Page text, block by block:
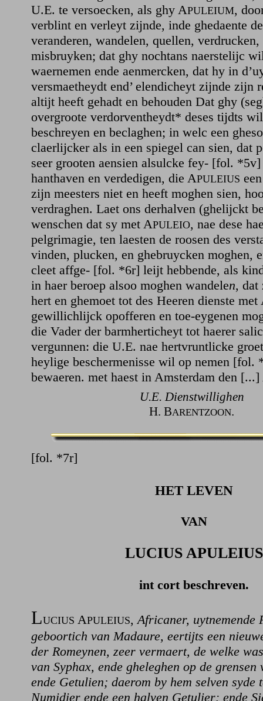
U.E. te versoecken, als ghy APULEIUM,
verblint en verleyt zijnde, inde ghedaente
veranderen, wandelen, quellen, verdrucken,
misbruyken; dat ghy nochtans naerstelijc
waernemen ende aenmercken, dat hy in
versmaetheydt end’ elendicheyt zijnde zijn
altijt heeft gehadt en behouden Dat ghy
overgroote verdorventheydt* deses tijdts
beschreyen en beclaghen; in welc een
claerlijcker als in een spiegel can sien, dat
seer grooten aensien alsulcke fey- [fol.
hanthaven en verdedigen, die APULEIUS
zijn meesters niet en heeft moghen sien,
verdraghen. Laet ons derhalven (ghelijckt
wenschen dat sy met APULEIO, nae dese
pelgrimagie, ten laesten de roosen des
vinden, plucken, en ghebruycken moghen,
cleet affge- [fol. *6r] leijt hebbende, als
in haer beroep alsoo moghen wandelen, dat
hert en ghemoet tot des Heeren dienste met
gewillichlijck opofferen en toe-eygenen
die Vader der barmherticheyt tot haerer
vergunnen: die U.E. nae hertvruntlicke
heylige beschermenisse wil op nemen [fol.
bewaeren. met haest in Amsterdam den
U.E. Dienstwillighen
H. BARENTZOON.
[fol. *7r]
HET LEVEN
VAN
LUCIUS APULEIUS
int cort beschreven.
LUCIUS APULEIUS,Africaner, uytnemende
geboortich van Madaure, eertijts een
der Romeynen, zeer vermaert, de welke
van Syphax, ende gheleghen op de grensen
ende Getulien; daerom by hem selven syde
Numidier ende een halven Getulier: ende